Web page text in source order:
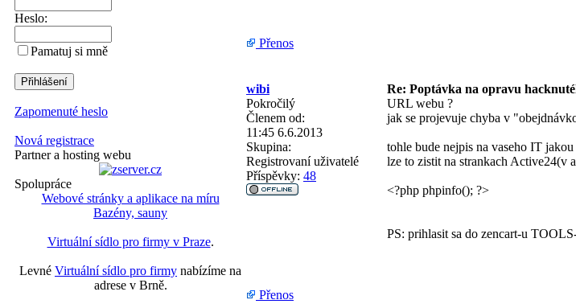
Heslo:
Pamatuj si mně
Zapomenuté heslo
Nová registrace
Partner a hosting webu
Spolupráce
Webové stránky a aplikace na míru
Bazény, sauny
Virtuální sídlo pro firmy v Praze.
Levné Virtuální sídlo pro firmy nabízíme na
adrese v Brně.
Přenos
wibi Re: Poptávka na opravu
Pokročilý
Členem od:
11:45 6.6.2013
Skupina:
Registrovaní uživatelé
Příspěvky: 48
URL webu ?
jak se projevuje chyba v
tohle bude nejpis na vaseho IT
lze to zistit na strankach Active24(v
<?php phpinfo(); ?>
PS: prihlasit sa do zencart-u
Přenos